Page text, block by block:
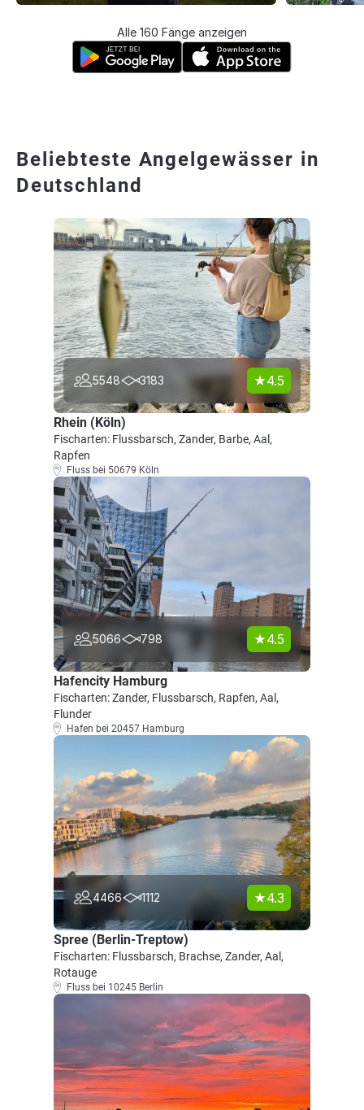
Alle 160 Fänge anzeigen
Beliebteste Angelgewässer in
Deutschland
5548 3183 4.5
Rhein (Köln)
Fischarten: Flussbarsch, Zander, Barbe, Aal,
Rapfen
Fluss bei 50679 Köln
5066 798 4.5
Hafencity Hamburg
Fischarten: Zander, Flussbarsch, Rapfen, Aal,
Flunder
Hafen bei 20457 Hamburg
4466 1112 4.3
Spree (Berlin-Treptow)
Fischarten: Flussbarsch, Brachse, Zander, Aal,
Rotauge
Fluss bei 10245 Berlin